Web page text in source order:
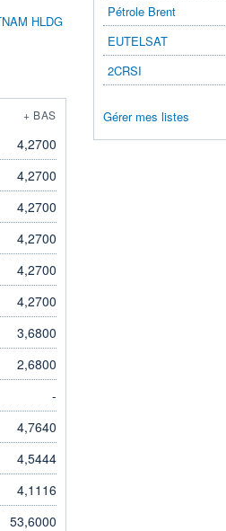
HLDG
+ BAS
4,2700
4,2700
4,2700
4,2700
4,2700
4,2700
3,6800
2,6800
-
4,7640
4,5444
4,1116
53,6000
Pétrole Brent
EUTELSAT
2CRSI
Gérer mes listes